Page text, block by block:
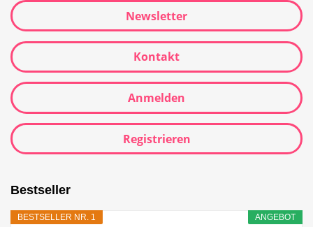
Newsletter
Kontakt
Anmelden
Registrieren
Bestseller
ANGEBOT
BESTSELLER NR. 1